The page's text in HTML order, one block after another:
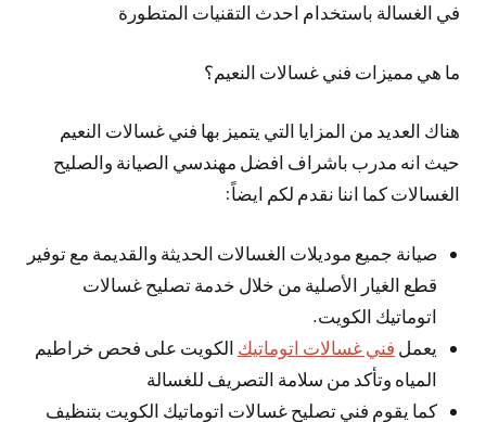
في الغسالة باستخدام احدث التقنيات المتطورة
ما هي مميزات فني غسالات النعيم؟
هناك العديد من المزايا التي يتميز بها فني غسالات النعيم
حيث انه مدرب باشراف افضل مهندسي الصيانة والصليح
الغسالات كما اننا نقدم لكم ايضاً:
صيانة جميع موديلات الغسالات الحديثة والقديمة مع توفير
قطع الغيار الأصلية من خلال خدمة تصليح غسالات
اتوماتيك الكويت.
يعمل فني غسالات اتوماتيك الكويت على فحص خراطيم
المياه وتأكد من سلامة التصريف للغسالة
كما يقوم فني تصليح غسالات اتوماتيك الكويت بتنظيف